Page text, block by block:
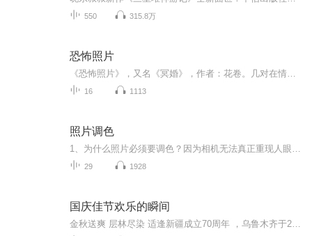
550 315.8万
恐怖照片
16 1113
照片调色
29 1928
国庆佳节欢乐的瞬间